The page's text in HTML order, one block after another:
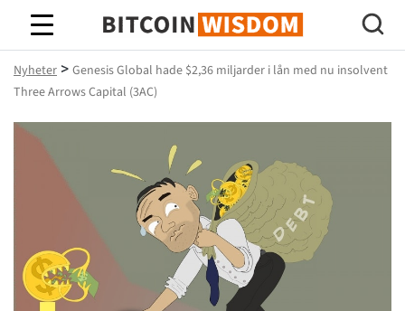
Bitcoin Wisdom
Nyheter > Genesis Global hade $2,36 miljarder i lån med nu insolvent
Three Arrows Capital (3AC)